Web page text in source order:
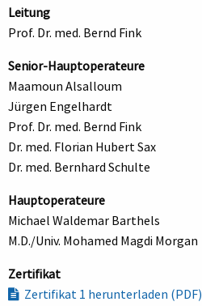
Leitung
Prof. Dr. med. Bernd Fink
Senior-Hauptoperateure
Maamoun Alsalloum
Jürgen Engelhardt
Prof. Dr. med. Bernd Fink
Dr. med. Florian Hubert Sax
Dr. med. Bernhard Schulte
Hauptoperateure
Michael Waldemar Barthels
M.D./Univ. Mohamed Magdi Morgan
Zertifikat
Zertifikat 1 herunterladen (PDF)